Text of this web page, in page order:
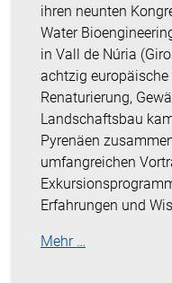
ihren neunten
Water
in Vall de Núria
achtzig europäische
Renaturierung,
Landschaftsbau
Pyrenäen
umfangreichen
Erfahrungen und
Mehr …